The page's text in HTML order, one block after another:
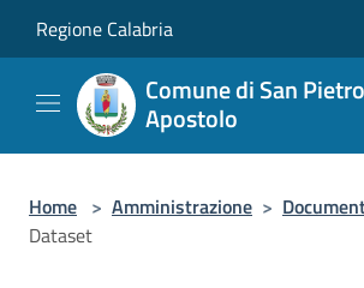
Regione Calabria
Comune di San Pietro
Apostolo
Home > Amministrazione >
Dataset